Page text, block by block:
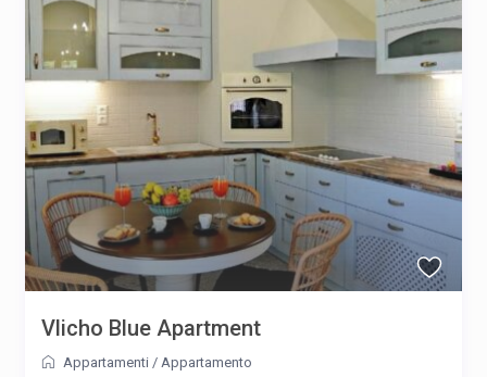
Vlicho Blue Apartment
Appartamenti / Appartamento